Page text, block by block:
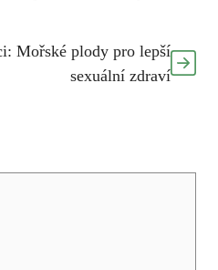
Mořské plody pro lepší
sexuální zdraví